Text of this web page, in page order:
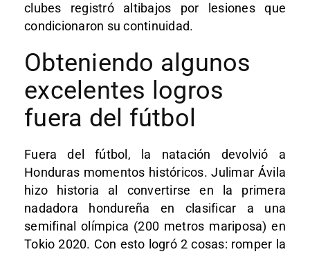
clubes registró altibajos por lesiones que
condicionaron su continuidad.
Obteniendo algunos
excelentes logros
fuera del fútbol
Fuera del fútbol, la natación devolvió a
Honduras momentos históricos. Julimar Ávila
hizo historia al convertirse en la primera
nadadora hondureña en clasificar a una
semifinal olímpica (200 metros mariposa) en
Tokio 2020. Con esto logró 2 cosas: romper la